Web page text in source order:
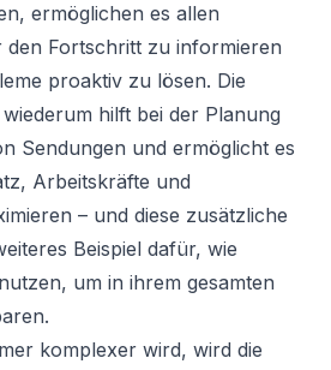
ermöglichen es allen
den Fortschritt zu informieren
proaktiv zu lösen. Die
hilft bei der Planung
Sendungen und ermöglicht es
Arbeitskräfte und
– und diese zusätzliche
Beispiel dafür, wie
um in ihrem gesamten
komplexer wird, wird die